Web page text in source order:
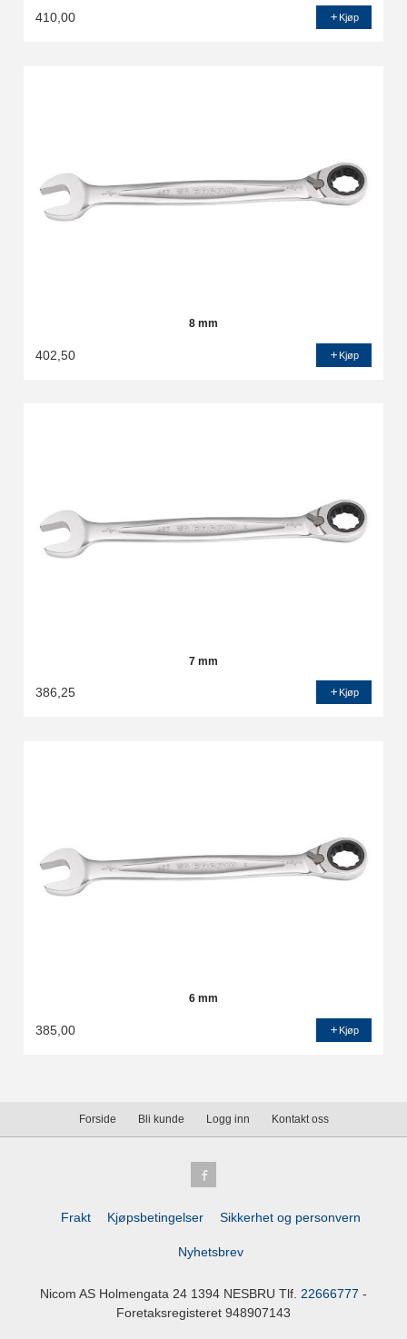
410,00 Kjøp
8 mm
402,50 Kjøp
7 mm
386,25 Kjøp
6 mm
385,00 Kjøp
Forside Bli kunde Logg inn Kontakt oss
Frakt Kjøpsbetingelser Sikkerhet og personvern
Nyhetsbrev
Nicom AS Holmengata 24 1394 NESBRU Tlf. 22666777 -
Foretaksregisteret 948907143